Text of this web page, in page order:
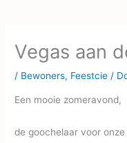
Vegas aan
/ Bewoners, Feestcie /
Een mooie zomeravond,
de goochelaar voor